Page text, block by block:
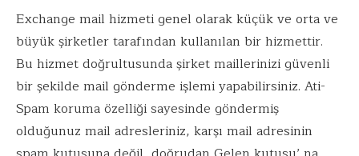
Exchange mail hizmeti genel olarak küçük ve orta ve
büyük şirketler tarafından kullanılan bir hizmettir.
Bu hizmet doğrultusunda şirket maillerinizi güvenli
bir şekilde mail gönderme işlemi yapabilirsiniz. Ati-
Spam koruma özelliği sayesinde göndermiş
olduğunuz mail adresleriniz, karşı mail adresinin